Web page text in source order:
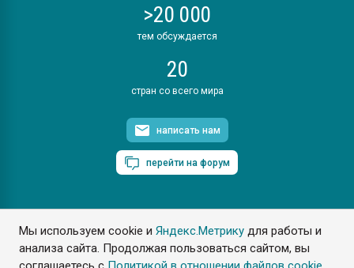
Мы используем cookie иЯндекс.Метрику для работы и
анализа сайта. Продолжая пользоваться сайтом, вы
>20 000
тем обсуждается
20
стран со всего мира
написать нам
перейти на форум
ПластЭксперт © 2006. Все права защищены
Разрешается копирование материалов сайта с обязательной
ссылкой на www.e-plastic.ru